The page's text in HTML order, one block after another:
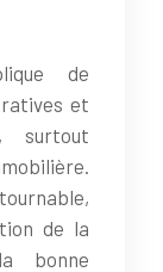
de
et
surtout
de la
bonne